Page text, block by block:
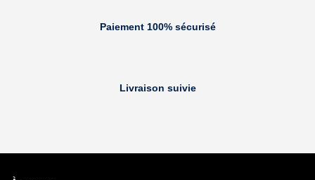
Paiement 100% sécurisé
Livraison suivie